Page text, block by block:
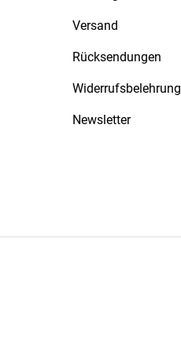
Versand
Rücksendungen
Widerrufsbelehrung
Newsletter